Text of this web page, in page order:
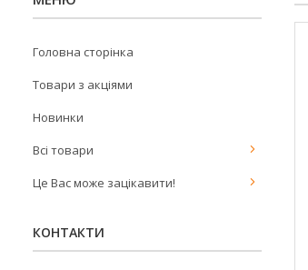
Головна сторінка
Товари з акціями
Новинки
Всі товари
Це Вас може зацікавити!
КОНТАКТИ